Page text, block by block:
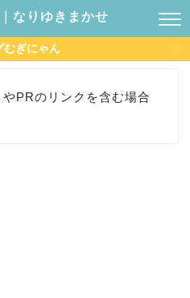
なりゆきまかせ
むぎにゃん
PRのリンクを含む場合